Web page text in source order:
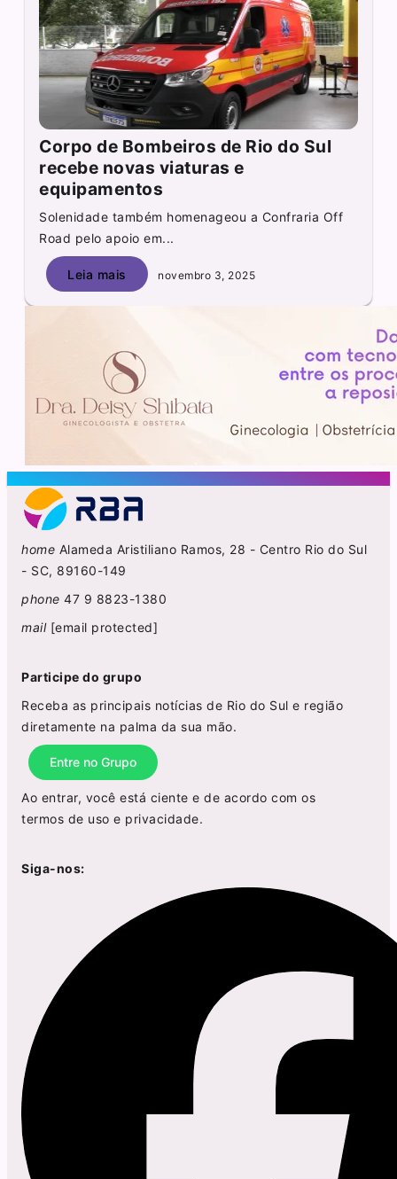
Corpo de Bombeiros de Rio do Sul
recebe novas viaturas e
equipamentos
Solenidade também homenageou a Confraria Off
Road pelo apoio em...
Leia mais novembro 3, 2025
home Alameda Aristiliano Ramos, 28 - Centro Rio do Sul
- SC, 89160-149
phone 47 9 8823-1380
mail [email protected]
Participe do grupo
Receba as principais notícias de Rio do Sul e região
diretamente na palma da sua mão.
Entre no Grupo
Ao entrar, você está ciente e de acordo com os
termos de uso e privacidade.
Siga-nos: